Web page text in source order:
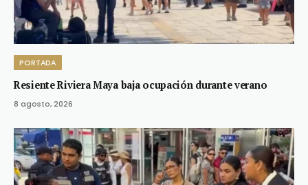
PORTADA
Resiente Riviera Maya baja ocupación durante verano
8 agosto, 2026